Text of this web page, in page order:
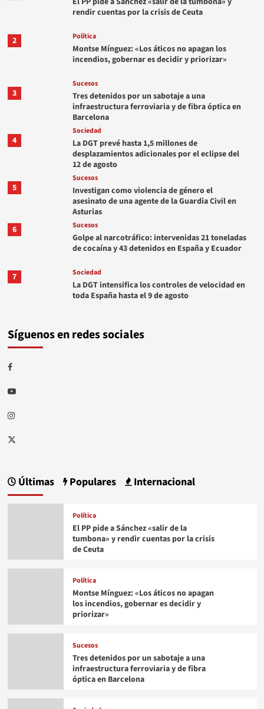
rendir cuentas por la crisis de Ceuta
2 Política
Montse Mínguez: «Los áticos no apagan los
incendios, gobernar es decidir y priorizar»
3
Sucesos
Tres detenidos por un sabotaje a una
infraestructura ferroviaria y de fibra óptica en
Barcelona
4
Sociedad
La DGT prevé hasta 1,5 millones de
desplazamientos adicionales por el eclipse del
12 de agosto
5
Sucesos
Investigan como violencia de género el
asesinato de una agente de la Guardia Civil en
Asturias
6
Sucesos
Golpe al narcotráfico: intervenidas 21 toneladas
de cocaína y 43 detenidos en España y Ecuador
7 Sociedad
La DGT intensifica los controles de velocidad en
toda España hasta el 9 de agosto
Síguenos en redes sociales
Facebook
Youtube
Instagram
Twitter
Últimas Populares Internacional
Política
El PP pide a Sánchez «salir de la
tumbona» y rendir cuentas por la crisis
de Ceuta
Política
Montse Mínguez: «Los áticos no apagan
los incendios, gobernar es decidir y
priorizar»
Sucesos
Tres detenidos por un sabotaje a una
infraestructura ferroviaria y de fibra
óptica en Barcelona